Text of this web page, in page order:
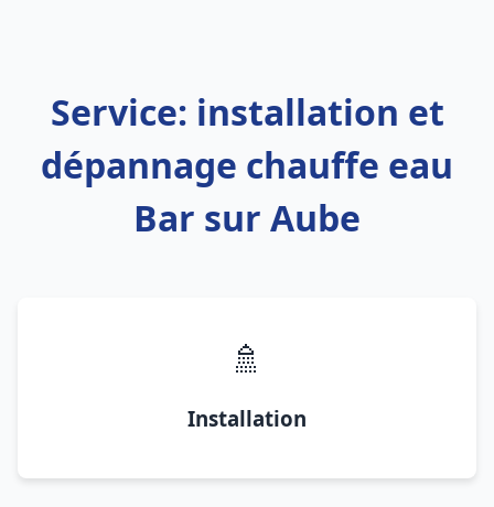
Service: installation et
dépannage chauffe eau
Bar sur Aube
🚿
Installation